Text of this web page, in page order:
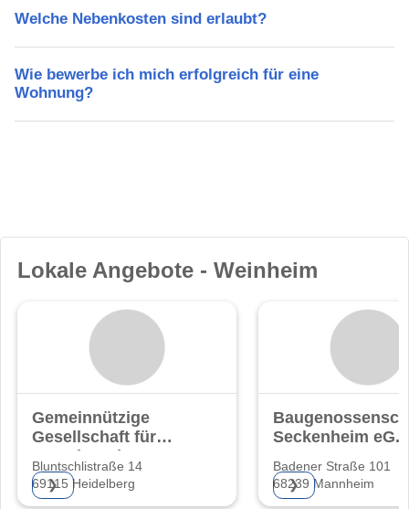
Welche Nebenkosten sind erlaubt?
Wie bewerbe ich mich erfolgreich für eine
Wohnung?
Lokale Angebote - Weinheim
Gemeinnützige
Gesellschaft für
Grund- und
Bluntschlistraße 14
69115 Heidelberg
❯
Seckenheim eG.
Badener Straße 101
68239 Mannheim
❯